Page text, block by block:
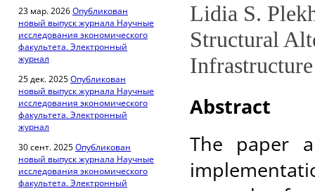
23 мар. 2026Опубликован
новый выпуск журнала Научные
исследования экономического
факультета. Электронный
журнал
25 дек. 2025Опубликован
новый выпуск журнала Научные
исследования экономического
факультета. Электронный
журнал
30 сент. 2025Опубликован
новый выпуск журнала Научные
исследования экономического
факультета. Электронный
Lidia S.
Structural
Abstract
The paper